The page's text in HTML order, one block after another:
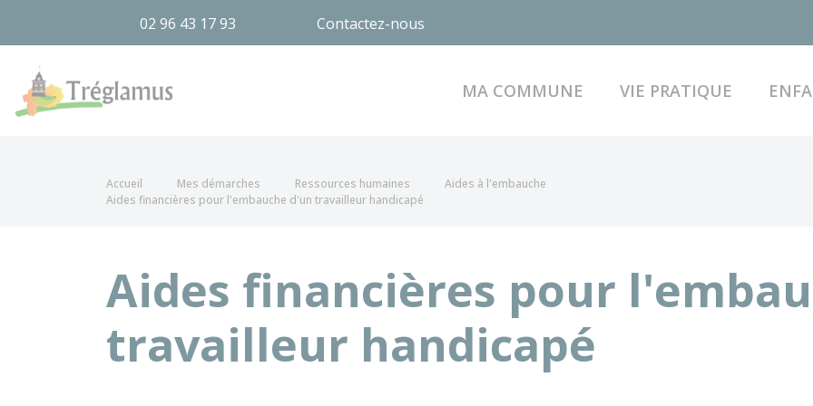
02 96 43 17 93 Contactez-nous
MA COMMUNE VIE PRATIQUE
Accueil Mes démarches Ressources humaines
Aides à l'embauche
Aides financières pour l'embauche d'un travailleur handicapé
Aides financières pour
travailleur handicapé